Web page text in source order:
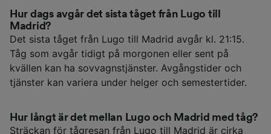
Hur dags avgår det sista tåget från Lugo till
Madrid?
Det sista tåget från Lugo till Madrid avgår kl. 21:15.
Tåg som avgår tidigt på morgonen eller sent på
kvällen kan ha sovvagnstjänster. Avgångstider och
tjänster kan variera under helger och semestertider.
Hur långt är det mellan Lugo och Madrid med tåg?
Sträckan för tågresan från Lugo till Madrid är cirka